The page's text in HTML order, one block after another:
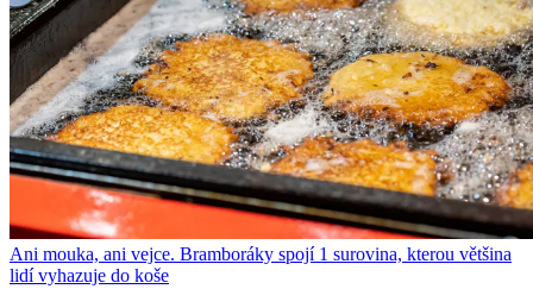
Ani mouka, ani vejce. Bramboráky spojí 1 surovina, kterou většina
lidí vyhazuje do koše